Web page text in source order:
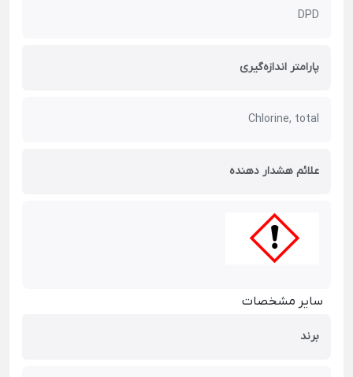
DPD
پارامتر اندازه‌گیری
Chlorine, total
علائم هشدار دهنده
سایر مشخصات
برند